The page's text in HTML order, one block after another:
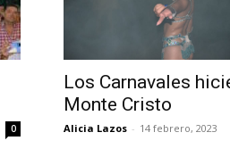
0
Los Carnavales
Monte Cristo
Alicia Lazos - 14 febrero, 2023